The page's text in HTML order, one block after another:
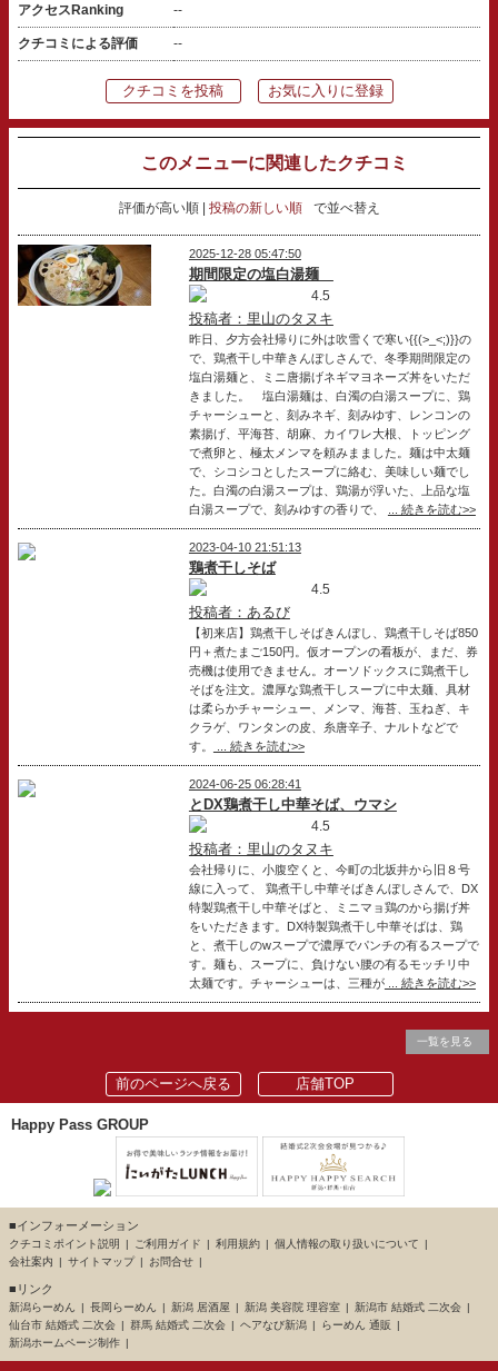
アクセスRanking --
クチコミによる評価 --
クチコミを投稿 お気に入りに登録
このメニューに関連したクチコミ
評価が高い順 投稿の新しい順 で並べ替え
2025-12-28 05:47:50
期間限定の塩白湯麺
4.5
投稿者：里山のタヌキ
昨日、夕方会社帰りに外は吹雪くで寒い{{(>_<;)}}の
で、鶏煮干し中華きんぼしさんで、冬季期間限定の
塩白湯麺と、ミニ唐揚げネギマヨネーズ丼をいただ
きました。 塩白湯麺は、白濁の白湯スープに、鶏
チャーシューと、刻みネギ、刻みゆす、レンコンの
素揚げ、平海苔、胡麻、カイワレ大根、トッピング
で煮卵と、極太メンマを頼みまました。麺は中太麺
で、シコシコとしたスープに絡む、美味しい麺でし
た。白濁の白湯スープは、鶏湯が浮いた、上品な塩
白湯スープで、刻みゆすの香りで、
... 続きを読む>>
2023-04-10 21:51:13
鶏煮干しそば
4.5
投稿者：あるび
【初来店】鶏煮干しそばきんぼし、鶏煮干しそば850
円＋煮たまご150円。仮オープンの看板が、まだ、券
売機は使用できません。オーソドックスに鶏煮干し
そばを注文。濃厚な鶏煮干しスープに中太麺、具材
は柔らかチャーシュー、メンマ、海苔、玉ねぎ、キ
クラゲ、ワンタンの皮、糸唐辛子、ナルトなどで
す。
... 続きを読む>>
2024-06-25 06:28:41
とDX鶏煮干し中華そば、ウマシ
4.5
投稿者：里山のタヌキ
会社帰りに、小腹空くと、今町の北坂井から旧８号
線に入って、 鶏煮干し中華そばきんぼしさんで、DX
特製鶏煮干し中華そばと、ミニマョ鶏のから揚げ丼
をいただきます。DX特製鶏煮干し中華そばは、鶏
と、煮干しのwスープで濃厚でパンチの有るスープで
す。麺も、スープに、負けない腰の有るモッチリ中
太麺です。チャーシューは、三種が... 続きを読む>>
一覧を見る
前のページへ戻る 店舗TOP
Happy Pass GROUP
■インフォーメーション
クチコミポイント説明 ご利用ガイド 利用規約
個人情報の取り扱いについて
会社案内
サイトマップ お問合せ
■リンク
新潟らーめん 長岡らーめん 新潟 居酒屋 新潟 美容院 理容室
新潟市 結婚式 二次会
仙台市 結婚式 二次会
群馬 結婚式 二次会 ヘアなび新潟
らーめん 通販
新潟ホームページ制作